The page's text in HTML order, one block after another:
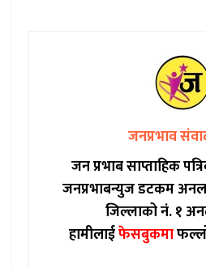
जनप्रभाव
जन प्रभाब साप्ताहिक
जनप्रभाबन्युज डटकम
जिल्लाको नं. १
हामीलाईफेसबुकमा